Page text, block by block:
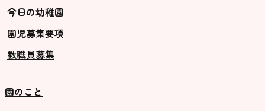
今日の幼稚園
園児募集要項
教職員募集
園のこと